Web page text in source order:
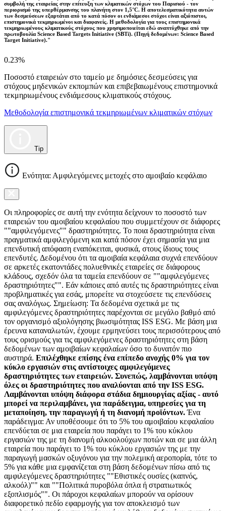
συμβολή της εταιρείας στην επίτευξη των κλιματικών στόχων του Παρισιού - τον
περιορισμό της υπερθέρμανσης του πλανήτη στον 1,5°C. Η αποτελεσματικότητα αυτών
των δεσμεύσεων εξαρτάται από το κατά πόσον οι ενδιάμεσοι στόχοι είναι αξιόπιστοι,
επιστημονικά τεκμηριωμένοι και διαφανείς. Η μεθοδολογία για τους επιστημονικά
τεκμηριωμένους κλιματικούς στόχους που χρησιμοποιείται εδώ αναπτύχθηκε από την
πρωτοβουλία Science Based Targets Initiative (SBTi). (Πηγή δεδομένων: Science Based
Target Initiative)."
0.23%
Ποσοστό εταιρειών στο ταμείο με δημόσιες δεσμεύσεις για
στόχους μηδενικών εκπομπών και επιβεβαιωμένους επιστημονικά
τεκμηριωμένους ενδιάμεσους κλιματικούς στόχους.
Μεθοδολογία επιστημονικά τεκμηριωμένων κλιματικών στόχων
Tip
Ενότητα: Αμφιλεγόμενες μετοχές στο αμοιβαίο κεφάλαιο
Οι πληροφορίες σε αυτή την ενότητα δείχνουν το ποσοστό των
εταιρειών του αμοιβαίου κεφαλαίου που συμμετέχουν σε διάφορες
""αμφιλεγόμενες"" δραστηριότητες. Το ποια δραστηριότητα είναι
πραγματικά αμφιλεγόμενη και κατά πόσον έχει σημασία για μια
επενδυτική απόφαση εναπόκειται, φυσικά, στους ίδιους τους
επενδυτές. Δεδομένου ότι τα αμοιβαία κεφάλαια συχνά επενδύουν
σε αρκετές εκατοντάδες πολυεθνικές εταιρείες σε διάφορους
κλάδους, σχεδόν όλα τα ταμεία επενδύουν σε ""αμφιλεγόμενες
δραστηριότητες"". Εάν κάποιες από αυτές τις δραστηριότητες είναι
προβληματικές για εσάς, μπορείτε να στοχεύσετε τις επενδύσεις
σας αναλόγως. Σημείωση: Τα δεδομένα σχετικά με τις
αμφιλεγόμενες δραστηριότητες παρέχονται σε μεγάλο βαθμό από
τον οργανισμό αξιολόγησης βιωσιμότητας ISS ESG. Με βάση μια
έρευνα καταναλωτών, έχουμε ερμηνεύσει τους περισσότερους από
τους ορισμούς για τις αμφιλεγόμενες δραστηριότητες στη βάση
δεδομένων των αμοιβαίων κεφαλαίων όσο το δυνατόν πιο
αυστηρά. Επιλέχθηκε επίσης ένα επίπεδο ανοχής 0% για τον
κύκλο εργασιών στις αντίστοιχες αμφιλεγόμενες
δραστηριότητες των εταιρειών. Συνεπώς, λαμβάνονται υπόψη
όλες οι δραστηριότητες που αναλύονται από την ISS ESG.
Λαμβάνονται υπόψη διάφορα στάδια δημιουργίας αξίας - αυτό
μπορεί να περιλαμβάνει, για παράδειγμα, υπηρεσίες για τη
μεταποίηση, την παραγωγή ή τη διανομή προϊόντων.Ένα
παράδειγμα: Αν υποθέσουμε ότι το 5% του αμοιβαίου κεφαλαίου
επενδύεται σε μια εταιρεία που παράγει το 1% του κύκλου
εργασιών της με τη διανομή αλκοολούχων ποτών και σε μια άλλη
εταιρεία που παράγει το 1% του κύκλου εργασιών της με την
παραγωγή μασκών οξυγόνου για την πολεμική αεροπορία, τότε το
5% για κάθε μια εμφανίζεται στη βάση δεδομένων πίσω από τις
αμφιλεγόμενες δραστηριότητες ""Εθιστικές ουσίες (καπνός,
αλκοόλ)"" και ""Πολιτικά πυροβόλα όπλα ή στρατιωτικός
εξοπλισμός"". Οι πάροχοι κεφαλαίων μπορούν να ορίσουν
διαφορετικό πεδίο εφαρμογής για τον αποκλεισμό των